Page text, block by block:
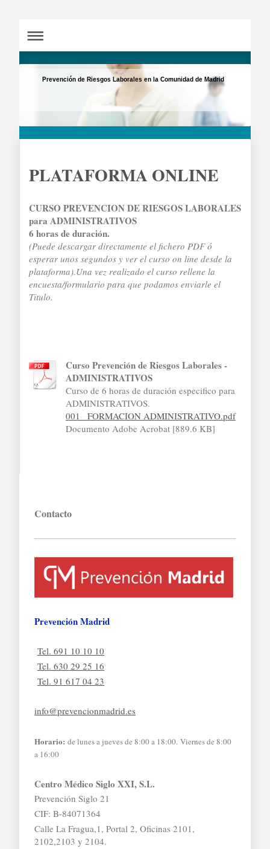
Prevención de Riesgos Laborales en la Comunidad de Madrid
PLATAFORMA ONLINE
CURSO PREVENCION DE RIESGOS LABORALES
para ADMINISTRATIVOS
6 horas de duración.
(Puede descargar directamente el fichero PDF ó
esperar unos segundos y ver el curso on line desde la
plataforma).Una vez realizado el curso rellene la
encuesta/formulario para que podamos enviarle el
Titulo.
Curso Prevención de Riesgos Laborales -
ADMINISTRATIVOS
Curso de 6 horas de duración especifico para
ADMINISTRATIVOS.
001_ FORMACION ADMINISTRATIVO.pdf
Documento Adobe Acrobat [889.6 KB]
Contacto
Prevención Madrid
Tel. 691 10 10 10
Tel. 630 29 25 16
Tel. 91 617 04 23
info@prevencionmadrid.es
Horario: de lunes a jueves de 8:00 a 18:00. Viernes de 8:00
a 16:00
Centro Médico Siglo XXI, S.L.
Prevención Siglo 21
CIF: B-84071364
Calle La Fragua,1, Portal 2, Oficinas 2101,
2102,2103 y 2104.